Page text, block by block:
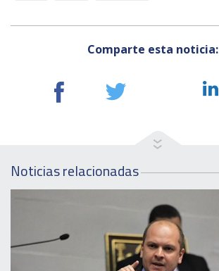
Comparte esta noticia:
Noticias relacionadas